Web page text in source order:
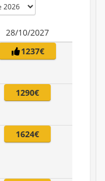
28/10/2027
1237€
1290€
1624€